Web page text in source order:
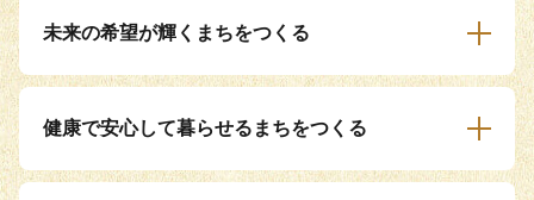
未来の希望が輝くまちをつくる
健康で安心して暮らせるまちをつくる